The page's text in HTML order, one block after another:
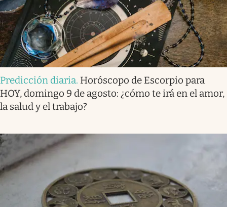
Predicción diaria. Horóscopo de Escorpio para
HOY, domingo 9 de agosto: ¿cómo te irá en el amor,
la salud y el trabajo?